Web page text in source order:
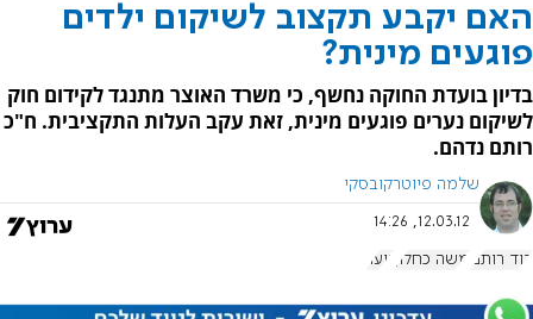
האם יקבע תקצוב לשיקום ילדים
פוגעים מינית?
בדיון בועדת החוקה נחשף, כי משרד האוצר מתנגד לקידום חוק
לשיקום נערים פוגעים מינית, זאת עקב העלות התקציבית. ח"כ
רותם נדהם.
שלמה פיוטרקובסקי
12.03.12, 14:26
דוד רותם משה כחלון נוער